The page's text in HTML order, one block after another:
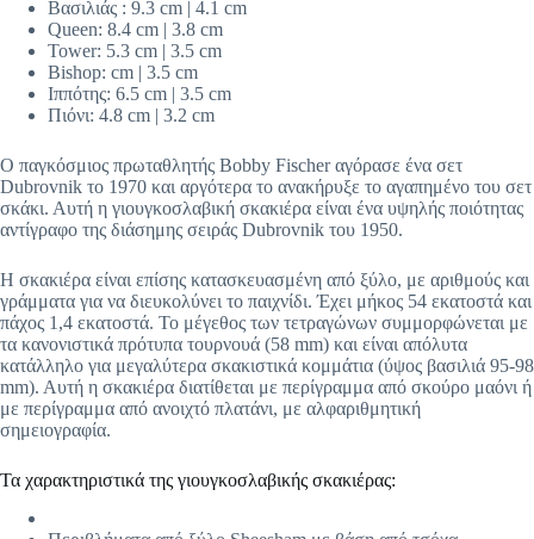
Βασιλιάς : 9.3 cm | 4.1 cm
Queen: 8.4 cm | 3.8 cm
Tower: 5.3 cm | 3.5 cm
Bishop: cm | 3.5 cm
Ιππότης: 6.5 cm | 3.5 cm
Πιόνι: 4.8 cm | 3.2 cm
Ο παγκόσμιος πρωταθλητής Bobby Fischer αγόρασε ένα σετ
Dubrovnik το 1970 και αργότερα το ανακήρυξε το αγαπημένο του σετ
σκάκι. Αυτή η γιουγκοσλαβική σκακιέρα είναι ένα υψηλής ποιότητας
αντίγραφο της διάσημης σειράς Dubrovnik του 1950.
Η σκακιέρα είναι επίσης κατασκευασμένη από ξύλο, με αριθμούς και
γράμματα για να διευκολύνει το παιχνίδι. Έχει μήκος 54 εκατοστά και
πάχος 1,4 εκατοστά. Το μέγεθος των τετραγώνων συμμορφώνεται με
τα κανονιστικά πρότυπα τουρνουά (58 mm) και είναι απόλυτα
κατάλληλο για μεγαλύτερα σκακιστικά κομμάτια (ύψος βασιλιά 95-98
mm). Αυτή η σκακιέρα διατίθεται με περίγραμμα από σκούρο μαόνι ή
με περίγραμμα από ανοιχτό πλατάνι, με αλφαριθμητική
σημειογραφία.
Τα χαρακτηριστικά της γιουγκοσλαβικής σκακιέρας: